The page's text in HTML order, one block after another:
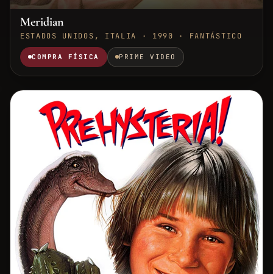
Meridian
ESTADOS UNIDOS, ITALIA · 1990 · FANTÁSTICO
COMPRA FÍSICA PRIME VIDEO